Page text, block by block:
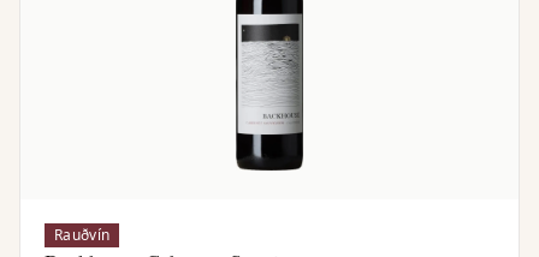
Rauðvín